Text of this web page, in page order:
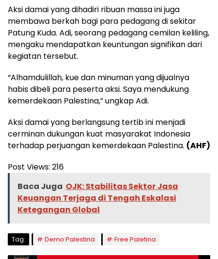
Aksi damai yang dihadiri ribuan massa ini juga
membawa berkah bagi para pedagang di sekitar
Patung Kuda. Adi, seorang pedagang cemilan keliling,
mengaku mendapatkan keuntungan signifikan dari
kegiatan tersebut.
“Alhamdulillah, kue dan minuman yang dijualnya
habis dibeli para peserta aksi. Saya mendukung
kemerdekaan Palestina,” ungkap Adi.
Aksi damai yang berlangsung tertib ini menjadi
cerminan dukungan kuat masyarakat Indonesia
terhadap perjuangan kemerdekaan Palestina. (AHF)
Post Views: 216
Baca Juga OJK: Stabilitas Sektor Jasa
Keuangan Terjaga di Tengah Eskalasi
Ketegangan Global
Tag: Demo Palestina Free Paletina